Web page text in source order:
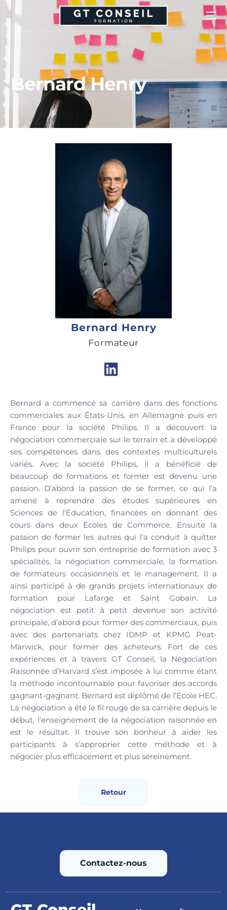
Bernard Henry
Bernard Henry
Formateur
Bernard a commencé sa carrière dans des fonctions
commerciales aux États-Unis, en Allemagne puis en
France pour la société Philips. Il a découvert la
négociation commerciale sur le terrain et a développé
ses compétences dans des contextes multiculturels
variés. Avec la société Philips, il a bénéficié de
beaucoup de formations et former est devenu une
passion. D’abord la passion de se former, ce qui l’a
amené à reprendre des études supérieures en
Sciences de l’Éducation, financées en donnant des
cours dans deux Écoles de Commerce. Ensuite la
passion de former les autres qui l’a conduit à quitter
Philips pour ouvrir son entreprise de formation avec 3
spécialités, la négociation commerciale, la formation
de formateurs occasionnels et le management. Il a
ainsi participé à de grands projets internationaux de
formation pour Lafarge et Saint Gobain. La
négociation est petit à petit devenue son activité
principale, d’abord pour former des commerciaux, puis
avec des partenariats chez IDMP et KPMG Peat-
Marwick, pour former des acheteurs. Fort de ces
expériences et à travers GT Conseil, la Négociation
Raisonnée d’Harvard s’est imposée à lui comme étant
la méthode incontournable pour favoriser des accords
gagnant-gagnant. Bernard est diplômé de l’Ecole HEC.
La négociation a été le fil rouge de sa carrière depuis le
début, l’enseignement de la négociation raisonnée en
est le résultat. Il trouve son bonheur à aider les
participants à s’approprier cette méthode et à
négocier plus efficacement et plus sereinement.
Retour
Contactez-nous